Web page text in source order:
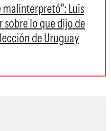
Luis
sobre lo que dijo de
de Uruguay